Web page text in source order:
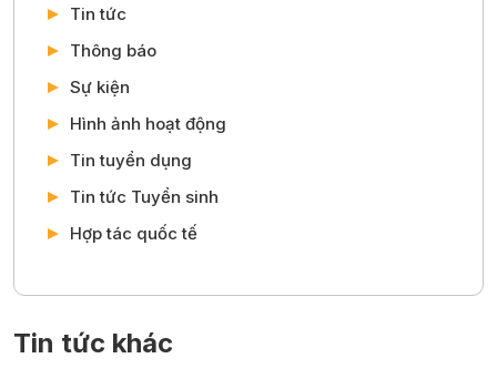
Tin tức
Thông báo
Sự kiện
Hình ảnh hoạt động
Tin tuyển dụng
Tin tức Tuyển sinh
Hợp tác quốc tế
Tin tức khác